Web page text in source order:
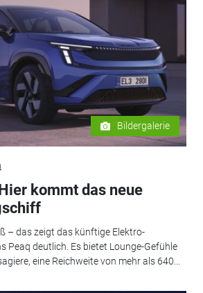
Bildergalerie
kommt das neue
– das zeigt das künftige Elektro-
Peaq deutlich. Es bietet Lounge-Gefühle
eine Reichweite von mehr als 640...